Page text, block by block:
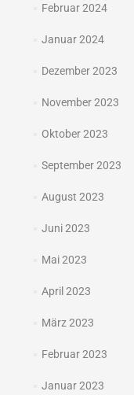
Februar 2024
Januar 2024
Dezember 2023
November 2023
Oktober 2023
September 2023
August 2023
Juni 2023
Mai 2023
April 2023
März 2023
Februar 2023
Januar 2023